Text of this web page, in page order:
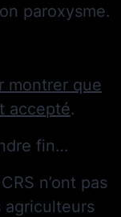
paroxysme.
montrer que
accepté.
fin…
n’ont pas
agriculteurs